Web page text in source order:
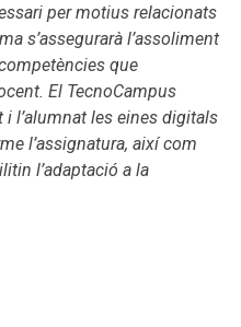
per motius relacionats
s’assegurarà l’assoliment
que
El TecnoCampus
i l’alumnat les eines digitals
l’assignatura, així com
l’adaptació a la